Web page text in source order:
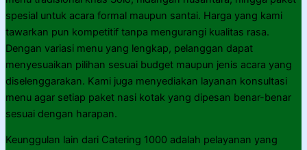
spesial untuk acara formal maupun santai. Harga yang kami
tawarkan pun kompetitif tanpa mengurangi kualitas rasa.
Dengan variasi menu yang lengkap, pelanggan dapat
menyesuaikan pilihan sesuai budget maupun jenis acara yang
diselenggarakan. Kami juga menyediakan layanan konsultasi
menu agar setiap paket nasi kotak yang dipesan benar-benar
sesuai dengan harapan.
Keunggulan lain dari Catering 1000 adalah pelayanan yang